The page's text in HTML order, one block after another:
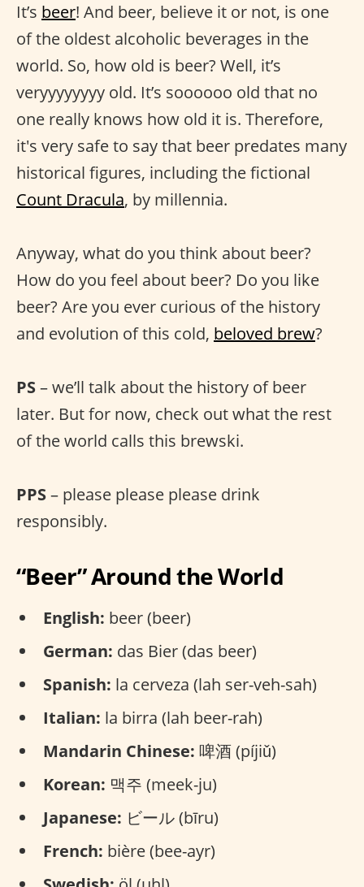
It’s beer! And beer, believe it or not, is one
of the oldest alcoholic beverages in the
world. So, how old is beer? Well, it’s
veryyyyyyyy old. It’s soooooo old that no
one really knows how old it is. Therefore,
it's very safe to say that beer predates many
historical figures, including the fictional
Count Dracula, by millennia.
Anyway, what do you think about beer?
How do you feel about beer? Do you like
beer? Are you ever curious of the history
and evolution of this cold, beloved brew?
PS– we’ll talk about the history of beer
later. But for now, check out what the rest
of the world calls this brewski.
PPS– please please please drink
responsibly.
“Beer” Around the World
English: beer (beer)
German: das Bier (das beer)
Spanish: la cerveza (lah ser-veh-sah)
Italian: la birra (lah beer-rah)
Mandarin Chinese: 啤酒 (píjiǔ)
Korean: 맥주 (meek-ju)
Japanese: ビール (bīru)
French: bière (bee-ayr)